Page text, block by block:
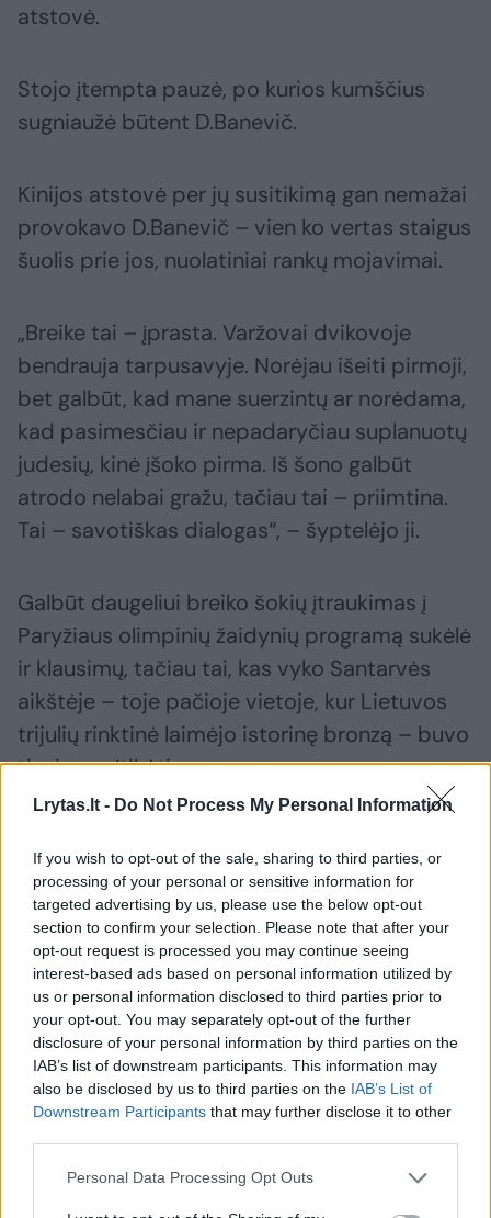
Lrytas.lt - Do Not Process My Personal Information
If you wish to opt-out of the sale, sharing to third parties, or
processing of your personal or sensitive information for
targeted advertising by us, please use the below opt-out
section to confirm your selection. Please note that after your
opt-out request is processed you may continue seeing
interest-based ads based on personal information utilized by
us or personal information disclosed to third parties prior to
your opt-out. You may separately opt-out of the further
disclosure of your personal information by third parties on the
IAB’s list of downstream participants. This information may
also be disclosed by us to third parties on the IAB’s List of
Downstream Participants that may further disclose it to other
Personal Data Processing Opt Outs
atstovė.
Stojo įtempta pauzė, po kurios kumščius
sugniaužė būtent D.Banevič.
Kinijos atstovė per jų susitikimą gan nemažai
provokavo D.Banevič – vien ko vertas staigus
šuolis prie jos, nuolatiniai rankų mojavimai.
„Breike tai – įprasta. Varžovai dvikovoje
bendrauja tarpusavyje. Norėjau išeiti pirmoji,
bet galbūt, kad mane suerzintų ar norėdama,
kad pasimesčiau ir nepadaryčiau suplanuotų
judesių, kinė įšoko pirma. Iš šono galbūt
atrodo nelabai gražu, tačiau tai – priimtina.
Tai – savotiškas dialogas“, – šyptelėjo ji.
Galbūt daugeliui breiko šokių įtraukimas į
Paryžiaus olimpinių žaidynių programą sukėlė
ir klausimų, tačiau tai, kas vyko Santarvės
aikštėje – toje pačioje vietoje, kur Lietuvos
trijulių rinktinė laimėjo istorinę bronzą – buvo
tiesiog neįtikėtina.
priverčianti muzika, emocijos liejosi per
kraštus.